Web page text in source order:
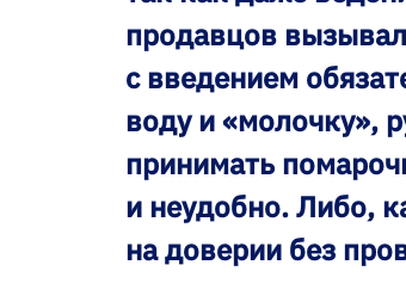
продавцов
с введением
воду и «молочку»,
принимать
и неудобно. Либо,
на доверии без